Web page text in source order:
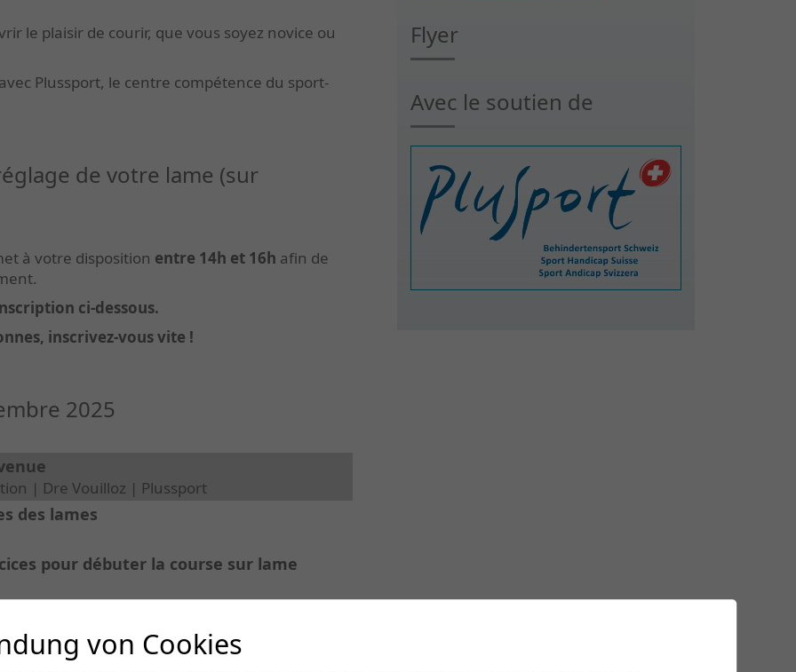
le plaisir de courir, que vous soyez novice ou
Plussport, le centre compétence du sport-
de votre lame (sur
à votre disposition entre 14h et 16h afin de
ci-dessous.
inscrivez-vous vite !
2025
| Dre Vouilloz | Plussport
des lames
pour débuter la course sur lame
bâtiment P
extérieur
Flyer
Avec le soutien de
von Cookies